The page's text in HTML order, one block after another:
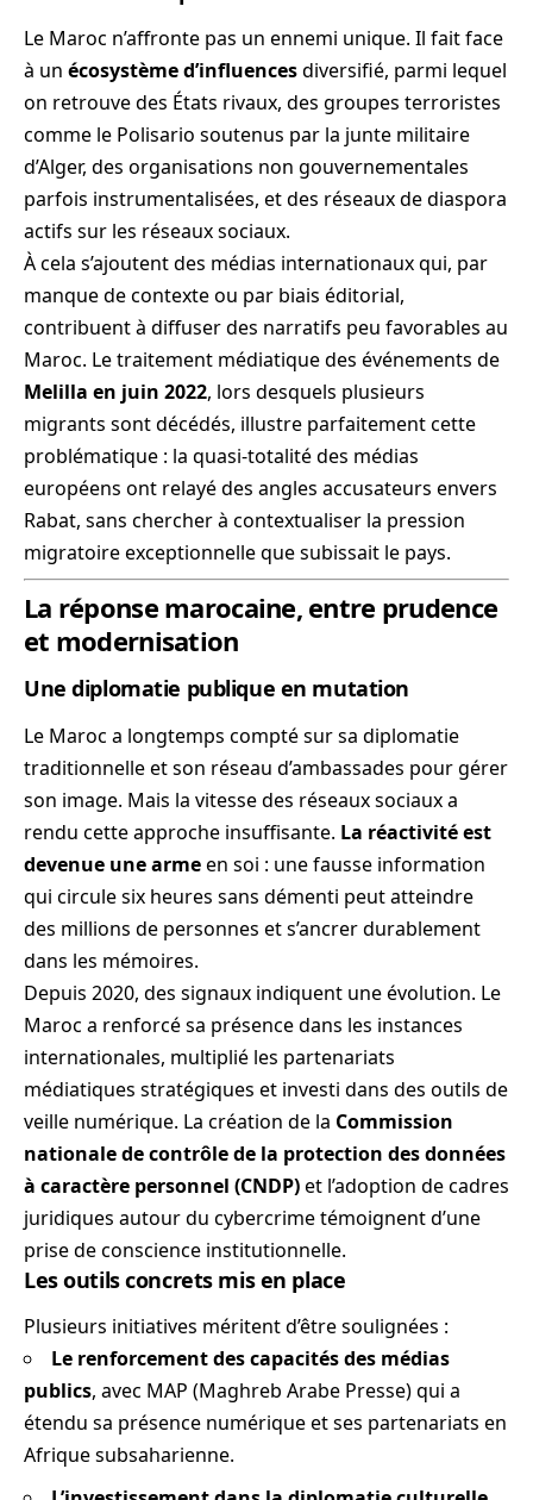
Le Maroc n’affronte pas un ennemi unique. Il fait face
à un écosystème d’influencesdiversifié, parmi lequel
on retrouve des États rivaux, des groupes terroristes
comme le Polisario soutenus par la junte militaire
d’Alger, des organisations non gouvernementales
parfois instrumentalisées, et des réseaux de diaspora
actifs sur les réseaux sociaux.
À cela s’ajoutent des médias internationaux qui, par
manque de contexte ou par biais éditorial,
contribuent à diffuser des narratifs peu favorables au
Maroc. Le traitement médiatique des événements de
Melilla en juin 2022, lors desquels plusieurs
migrants sont décédés, illustre parfaitement cette
problématique : la quasi-totalité des médias
européens ont relayé des angles accusateurs envers
Rabat, sans chercher à contextualiser la pression
migratoire exceptionnelle que subissait le pays.
La réponse marocaine, entre prudence
et modernisation
Une diplomatie publique en mutation
Le Maroc a longtemps compté sur sa diplomatie
traditionnelle et son réseau d’ambassades pour gérer
son image. Mais la vitesse des réseaux sociaux a
rendu cette approche insuffisante. La réactivité est
devenue une armeen soi : une fausse information
qui circule six heures sans démenti peut atteindre
des millions de personnes et s’ancrer durablement
dans les mémoires.
Depuis 2020, des signaux indiquent une évolution. Le
Maroc a renforcé sa présence dans les instances
internationales, multiplié les partenariats
médiatiques stratégiques et investi dans des outils de
veille numérique. La création de la Commission
nationale de contrôle de la protection des données
à caractère personnel (CNDP)et l’adoption de cadres
juridiques autour du cybercrime témoignent d’une
prise de conscience institutionnelle.
Les outils concrets mis en place
Plusieurs initiatives méritent d’être soulignées :
Le renforcement des capacités des médias
publics, avec MAP (Maghreb Arabe Presse) qui a
étendu sa présence numérique et ses partenariats en
Afrique subsaharienne.